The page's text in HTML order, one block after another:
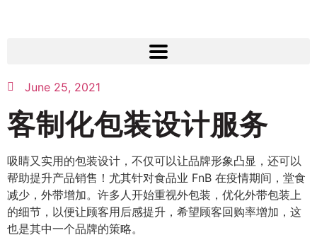
June 25, 2021
客制化包装设计服务
吸睛又实用的包装设计，不仅可以让品牌形象凸显，还可以
帮助提升产品销售！尤其针对食品业 FnB 在疫情期间，堂食
减少，外带增加。许多人开始重视外包装，优化外带包装上
的细节，以便让顾客用后感提升，希望顾客回购率增加，这
也是其中一个品牌的策略。